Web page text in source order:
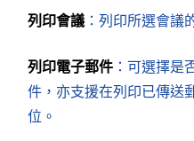
列印會議 ：列印所選會議
列印電子郵件 ：可選擇是
件，亦支援在列印已傳送
位。